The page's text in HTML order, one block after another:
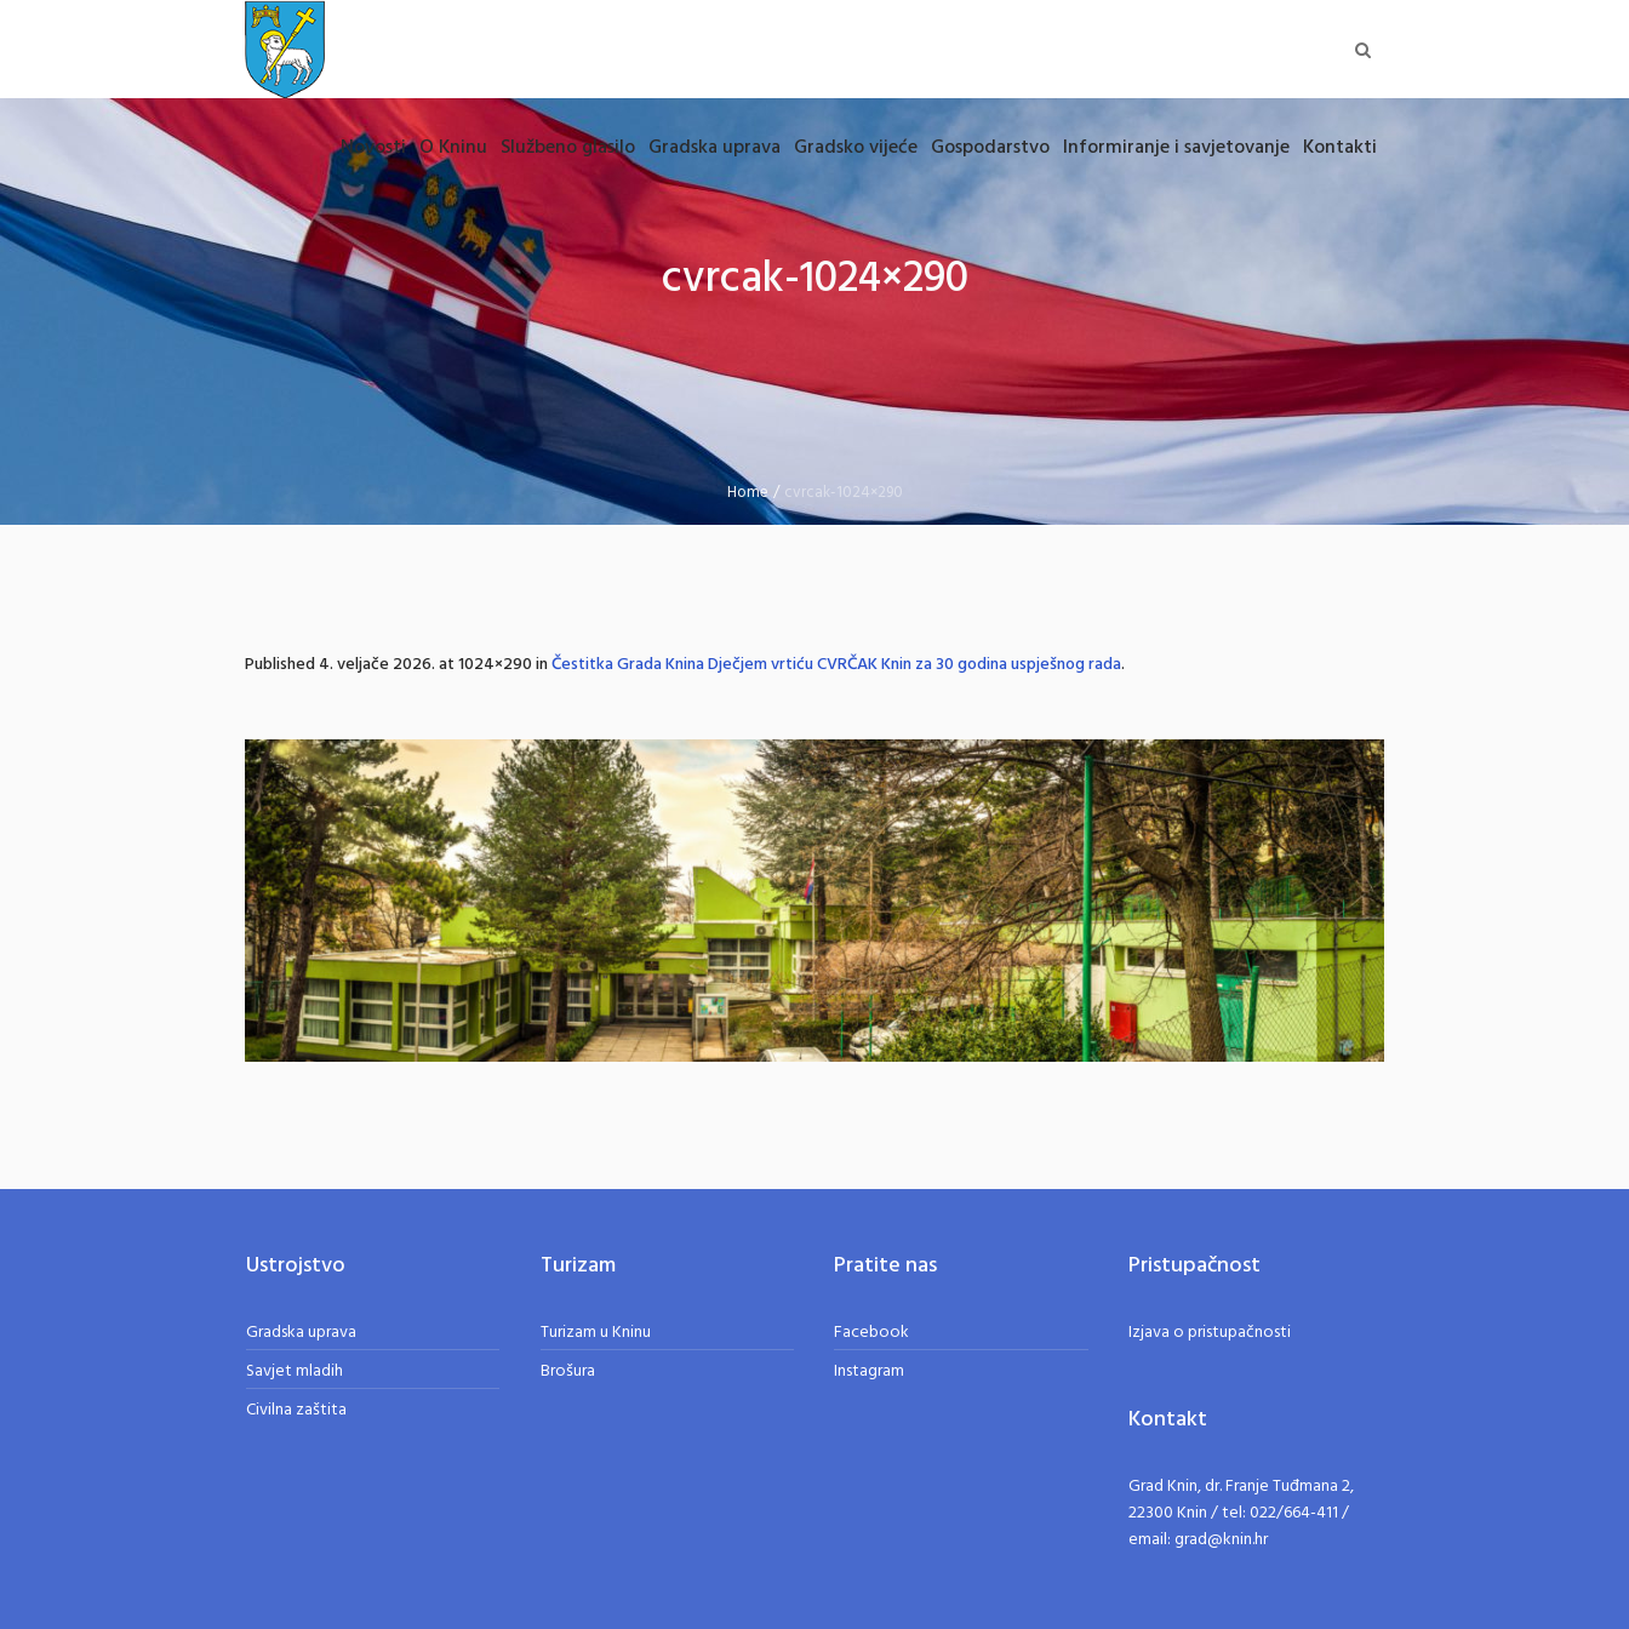
Novosti O Kninu Službeno glasilo Gradska uprava Gradsko vijeće Gospodarstvo Informiranje i savjetovanje Kontakti
cvrcak-1024×290
Home /cvrcak-1024×290
Published4. veljače 2026.at 1024×290 inČestitka Grada Knina Dječjem vrtiću CVRČAK Knin za 30 godina uspješnog rada.
Ustrojstvo
Gradska uprava
Savjet mladih
Civilna zaštita
Turizam
Turizam u Kninu
Brošura
Pratite nas
Facebook
Instagram
Pristupačnost
Izjava o pristupačnosti
Kontakt
Grad Knin, dr. Franje Tuđmana 2,
22300 Knin / tel: 022/664-411 /
email: grad@knin.hr